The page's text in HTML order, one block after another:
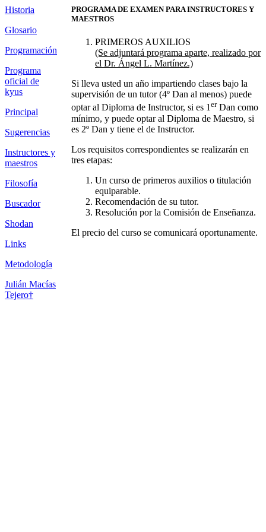
Historia
Glosario
Programación
Programa
oficial de
kyus
Principal
Sugerencias
Instructores y
maestros
Filosofía
Buscador
Shodan
Links
Metodología
Julián Macías
Tejero†
PROGRAMA DE EXAMEN PARA INSTRUCTORES Y
MAESTROS
PRIMEROS AUXILIOS
(Se adjuntará programa aparte, realizado por
el Dr. Ángel L. Martínez.)
Si lleva usted un año impartiendo clases bajo la
supervisión de un tutor (4º Dan al menos) puede
optar al Diploma de Instructor, si es 1erDan como
mínimo, y puede optar al Diploma de Maestro, si
es 2º Dan y tiene el de Instructor.
Los requisitos correspondientes se realizarán en
tres etapas:
Un curso de primeros auxilios o titulación
equiparable.
Recomendación de su tutor.
Resolución por la Comisión de Enseñanza.
El precio del curso se comunicará oportunamente.